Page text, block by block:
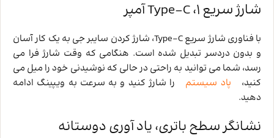
شارژ سریع Type-C ،1 آمپر
با فناوری شارژ سریع Type-C، شارژ کردن سایبر جی به یک کار آسان
و بدون دردسر تبدیل شده است. هنگامی که وقت شارژ فرا می
‌رسد، شما می ‌توانید به راحتی در حالی که نوشیدنی خود را میل می‌
کنید،
پاد سیستم
را شارژ کنید و به سرعت به ویپینگ ادامه
دهید.
نشانگر سطح باتری، یاد آوری دوستانه